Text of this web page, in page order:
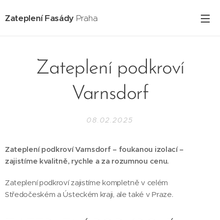
Zateplení Fasády Praha
Zateplení podkroví
Varnsdorf
08.02.2025
Zateplení podkroví Varnsdorf – foukanou izolací –
zajistíme kvalitně, rychle a za rozumnou cenu.
Zateplení podkroví zajistíme kompletně v celém
Středočeském a Ústeckém kraji, ale také v Praze.